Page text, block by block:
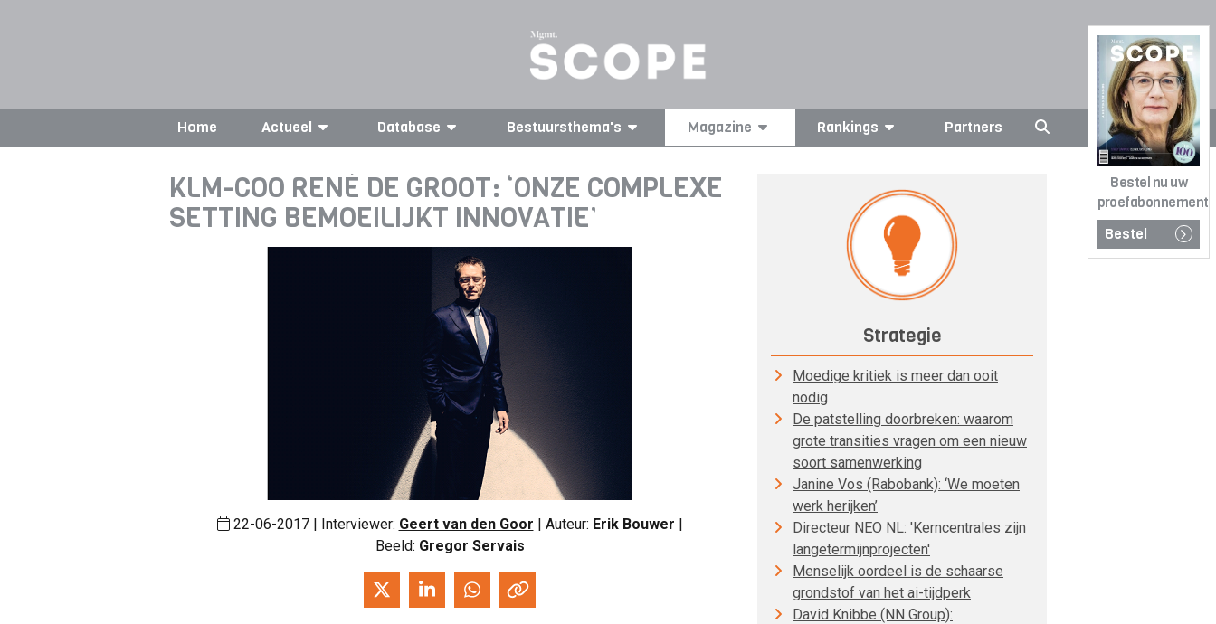
Bestel nu uw
proefabonnement
Bestel
Home Actueel Database Bestuursthema's Magazine Rankings Partners
KLM-COO RENÉ DE GROOT: ‘ONZE COMPLEXE
SETTING BEMOEILIJKT INNOVATIE’
22-06-2017 | Interviewer: Geert van den Goor | Auteur: Erik Bouwer |
Beeld: Gregor Servais
Strategie
Moedige kritiek is meer dan ooit
nodig
De patstelling doorbreken: waarom
grote transities vragen om een nieuw
soort samenwerking
Janine Vos (Rabobank): ‘We moeten
werk herijken’
Directeur NEO NL: 'Kerncentrales zijn
langetermijnprojecten'
Menselijk oordeel is de schaarse
grondstof van het ai-tijdperk
David Knibbe (NN Group):